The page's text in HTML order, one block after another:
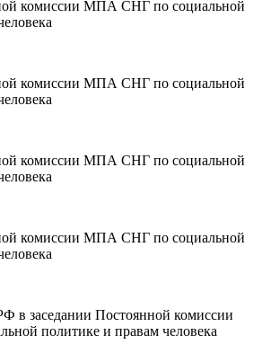
комиссии МПА СНГ по социальной
комиссии МПА СНГ по социальной
комиссии МПА СНГ по социальной
комиссии МПА СНГ по социальной
в заседании Постоянной комиссии
политике и правам человека